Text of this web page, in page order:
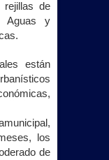
rejillas de
y
están
los
de